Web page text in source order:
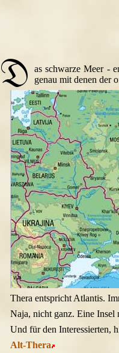
as schwarze Meer -
genau mit denen der
Thera entspricht Atlantis.
Naja, nicht ganz. Eine Insel
Und für den Interessierten,
Alt-Thera